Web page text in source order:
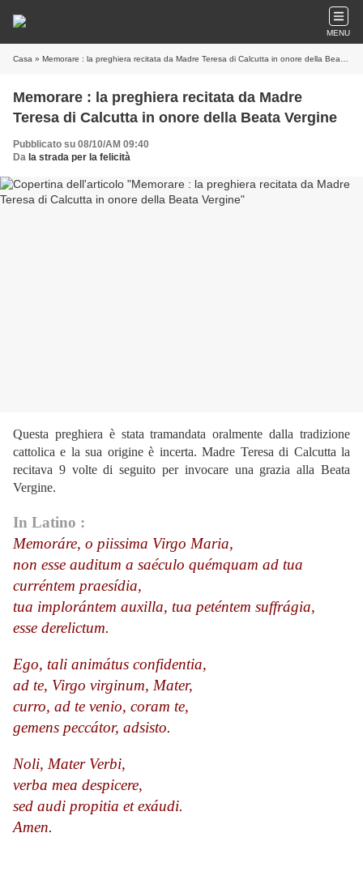
MENU
Casa » Memorare : la preghiera recitata da Madre Teresa di Calcutta in onore della Beata Vergine
Memorare : la preghiera recitata da Madre
Teresa di Calcutta in onore della Beata Vergine
Pubblicato su 08/10/AM 09:40
Da la strada per la felicità
Questa preghiera è stata tramandata oralmente dalla tradizione
cattolica e la sua origine è incerta. Madre Teresa di Calcutta la
recitava 9 volte di seguito per invocare una grazia alla Beata
Vergine.
In Latino :
Memoráre, o piissima Virgo Maria,
non esse auditum a saéculo quémquam ad tua
curréntem praesídia,
tua implorántem auxilla, tua peténtem suffrágia,
esse derelictum.
Ego, tali animátus confidentia,
ad te, Virgo virginum, Mater,
curro, ad te venio, coram te,
gemens peccátor, adsisto.
Noli, Mater Verbi,
verba mea despicere,
sed audi propitia et exáudi.
Amen.